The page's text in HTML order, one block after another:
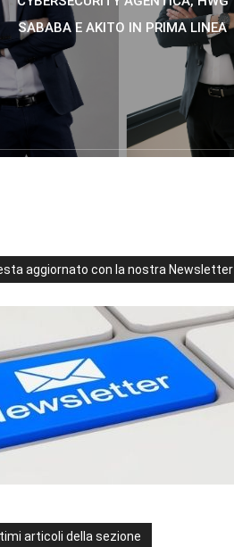
SABABA E AKITO IN PRIMA LINEA
aggiornato con la nostra Newsletter
articoli della sezione